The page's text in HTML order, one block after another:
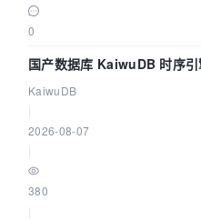
0
国产数据库 KaiwuDB 时序
技术路径
KaiwuDB
2026-08-07
380